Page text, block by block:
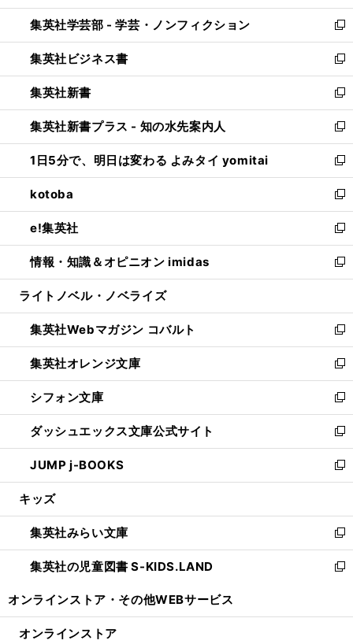
開
く
ウ
で
開
く
ン
ド
ウ
で
開
く
ウ
ィ
ン
ド
ウ
で
開
く
集英社学芸部 - 学芸・ノンフィクション
新
し
い
ウ
ィ
ン
ド
ウ
で
開
く
集英社ビジネス書
新
し
い
ウ
ィ
ン
ド
ウ
で
開
く
集英社新書
新
し
い
ウ
ィ
ン
ド
ウ
で
開
く
集英社新書プラス - 知の水先案内人
新
し
い
ウ
ィ
ン
ド
ウ
で
開
1日5分で、明日は変わる よみタイ yomitai
新
し
い
ウ
ィ
ン
ド
ウ
開
く
kotoba
新
し
い
ウ
ィ
ン
ウ
で
開
く
e!集英社
新
し
い
ウ
ン
ド
ウ
で
開
く
情報・知識＆オピニオン imidas
新
し
ウ
ィ
ン
ド
ウ
で
開
く
ライトノベル・ノベライズ
集英社Webマガジン コバルト
新
し
い
ウ
ィ
ン
ド
ウ
で
開
集英社オレンジ文庫
新
し
い
ウ
ィ
ン
ド
ウ
開
く
シフォン文庫
新
し
い
ウ
ィ
ン
ウ
で
開
く
ダッシュエックス文庫公式サイト
新
し
い
ウ
ン
ド
ウ
で
JUMP j-BOOKS
新
し
ウ
ィ
ン
ド
開
キッズ
集英社みらい文庫
新
し
い
ン
集英社の児童図書 S-KIDS.LAND
新
ウ
オンラインストア・ その他WEBサービス
オンラインストア